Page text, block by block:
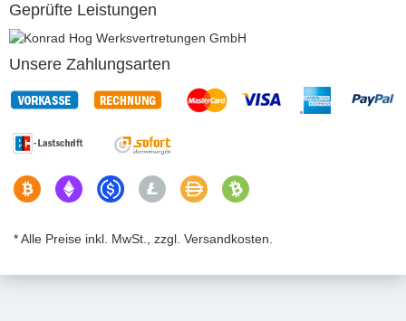
Geprüfte Leistungen
Unsere Zahlungsarten
* Alle Preise inkl. MwSt., zzgl. Versandkosten.